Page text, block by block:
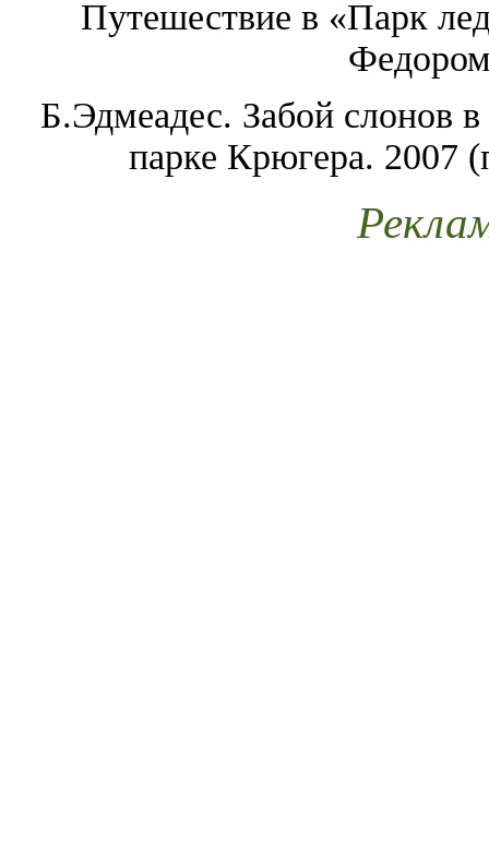
Путешествие в «Парк
Б.Эдмеадес. Забой слонов
парке Крюгера. 2007